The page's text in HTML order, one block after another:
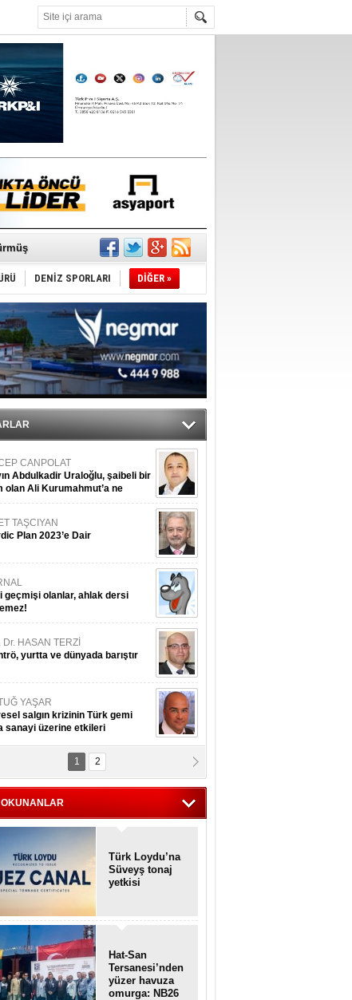
DENİZ SPORLARI DİĞER »
CANPOLAT
Abdulkadir Uraloğlu, şaibeli bir
olan Ali Kurumahmut’a ne
TAŞCIYAN
Plan 2023’e Dair
geçmişi olanlar, ahlak dersi
Dr. HASAN TERZİ
yurtta ve dünyada barıştır
YAŞAR
salgın krizinin Türk gemi
sanayi üzerine etkileri
MESUT AZMİ GÖKSOY
1 2
Türk Loydu’na
Süveyş tonaj
yetkisi
Hat-San
Tersanesi’nden
yüzer havuza
omurga: NB26